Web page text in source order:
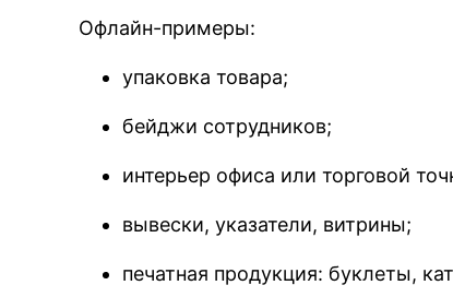
Офлайн-примеры:
упаковка товара;
бейджи сотрудников;
интерьер офиса или торговой
вывески, указатели, витрины;
печатная продукция: буклеты,